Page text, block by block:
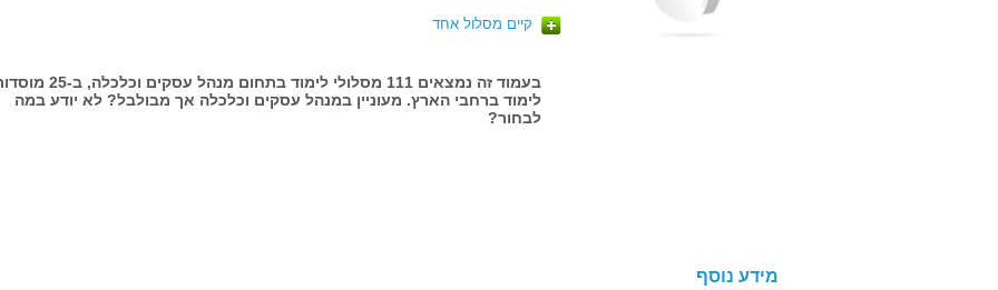
קיים מסלול אחד
בעמוד זה נמצאים 111 מסלולי לימוד בתחום מנהל עסקים
לימוד ברחבי הארץ. מעוניין במנהל עסקים וכלכלה אך מבולבל? לא יודע במה
לבחור?
מידע נוסף